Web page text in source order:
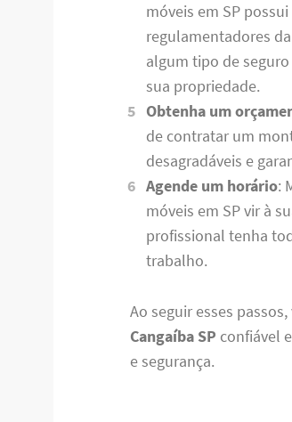
móveis em SP
regulamentadores
algum tipo de
sua propriedade.
Obtenha um
de contratar um
desagradáveis ​​e
Agende um horário:
móveis em SP vir à
profissional tenha
trabalho.
Ao seguir esses
Cangaíba SP confiável
e segurança.